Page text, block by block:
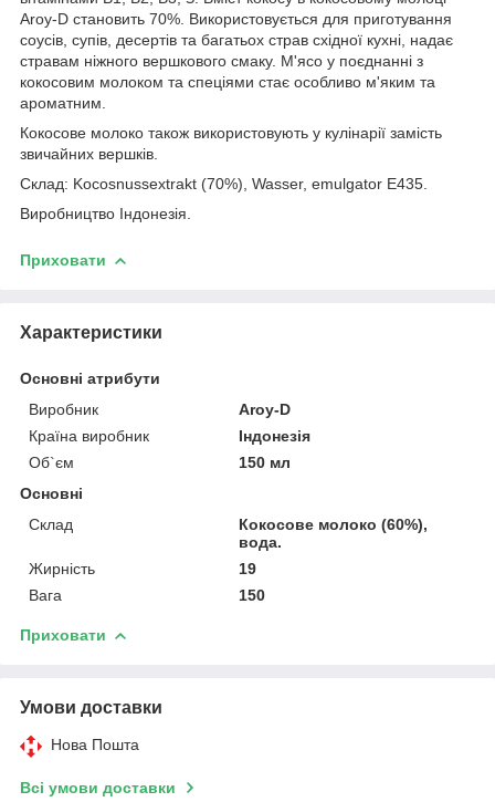
Aroy-D становить 70%. Використовується для приготування
соусів, супів, десертів та багатьох страв східної кухні, надає
стравам ніжного вершкового смаку. М'ясо у поєднанні з
кокосовим молоком та спеціями стає особливо м'яким та
ароматним.
Кокосове молоко також використовують у кулінарії замість
звичайних вершків.
Склад: Kocosnussextrakt (70%), Wasser, emulgator E435.
Виробництво Індонезія.
Приховати
Характеристики
Основні атрибути
Виробник
Aroy-D
Країна виробник
Індонезія
Об`єм
150 мл
Основні
Склад
Кокосове молоко (60%),
вода.
Жирність
19
Вага
150
Приховати
Умови доставки
Нова Пошта
Всі умови доставки